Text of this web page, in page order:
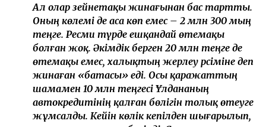
Ал олар зейнетақы жинағынан бас тартты.
Оның көлемі де аса көп емес – 2 млн 300 мың
теңге. Ресми түрде ешқандай өтемақы
болған жоқ. Әкімдік берген 20 млн теңге де
өтемақы емес, халықтың жерлеу рәсіміне деп
жинаған «батасы» еді. Осы қаражаттың
шамамен 10 млн теңгесі Ұлдананың
автокредитінің қалған бөлігін толық өтеуге
жұмсалды. Кейін көлік кепілден шығарылып,